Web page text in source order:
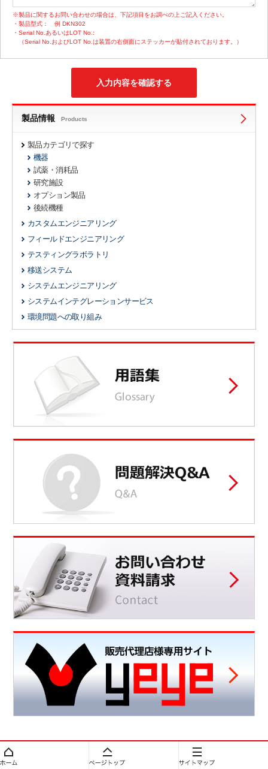
※製品に関するお問い合わせの場合は、下記項目をお調べの上ご記入ください。
・製品型式：
例 DKN302
・Serial No.あるいはLOT No.:
（Serial No.およびLOT No.は装置の右側面にステッカーが貼付されております。）
製品情報 Products
製品カテゴリで探す
機器
試薬・消耗品
研究施設
オプション製品
後続機種
カスタムエンジニアリング
フィールドエンジニアリング
テスティングラボラトリ
移送システム
システムエンジニアリング
システムインテグレーションサービス
環境問題への取り組み